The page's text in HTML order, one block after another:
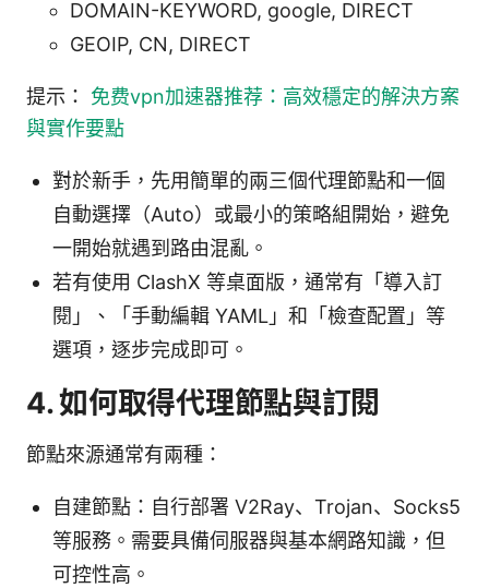
DOMAIN-KEYWORD, google, DIRECT
GEOIP, CN, DIRECT
提示： 免费vpn加速器推荐：高效穩定的解決方案
與實作要點
對於新手，先用簡單的兩三個代理節點和一個
自動選擇（Auto）或最小的策略組開始，避免
一開始就遇到路由混亂。
若有使用 ClashX 等桌面版，通常有「導入訂
閱」、「手動編輯 YAML」和「檢查配置」等
選項，逐步完成即可。
4. 如何取得代理節點與訂閱
節點來源通常有兩種：
自建節點：自行部署 V2Ray、Trojan、Socks5
等服務。需要具備伺服器與基本網路知識，但
可控性高。